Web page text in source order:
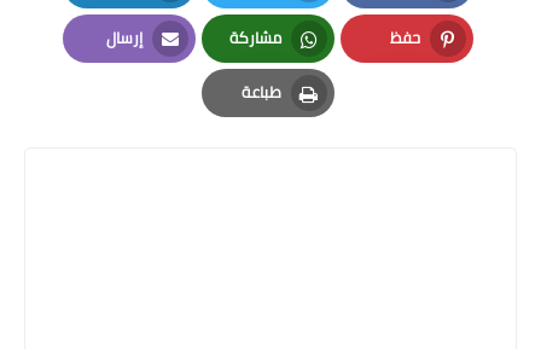
Facebook
Twitter
LinkedIn
حفظ
Pinterest
مشاركة
Whatsapp
إرسال
Email
طباعة
Print